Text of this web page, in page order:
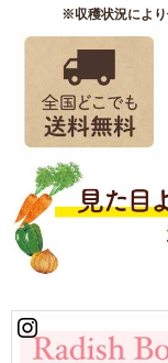
※収穫状況により